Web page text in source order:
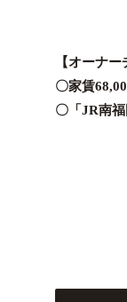
【オーナー
〇家賃
〇「JR南